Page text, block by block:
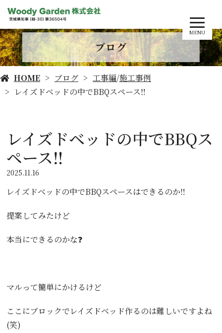
MENU
ブログ
HOME ブログ 工事編/施工事例
レイズドベッドの中でBBQスペース‼️
レイズドベッドの中でBBQス
ペース‼️
2025.11.16
レイズドベッドの中でBBQスペースはできるのか‼️
提案してみたけど
本当にできるのかな❓
マルって簡単にかけるけど
ここにブロックでレイズドベッド作るのは難しいですよね
(笑)